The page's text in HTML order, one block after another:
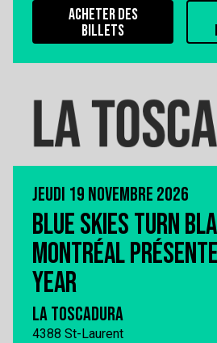
ACHETER DES
BILLETS
JEUDI 19 NOVEMBRE 2026
BLUE SKIES TURN
MONTRÉAL
YEAR
LA TOSCADURA
4388 St-Laurent